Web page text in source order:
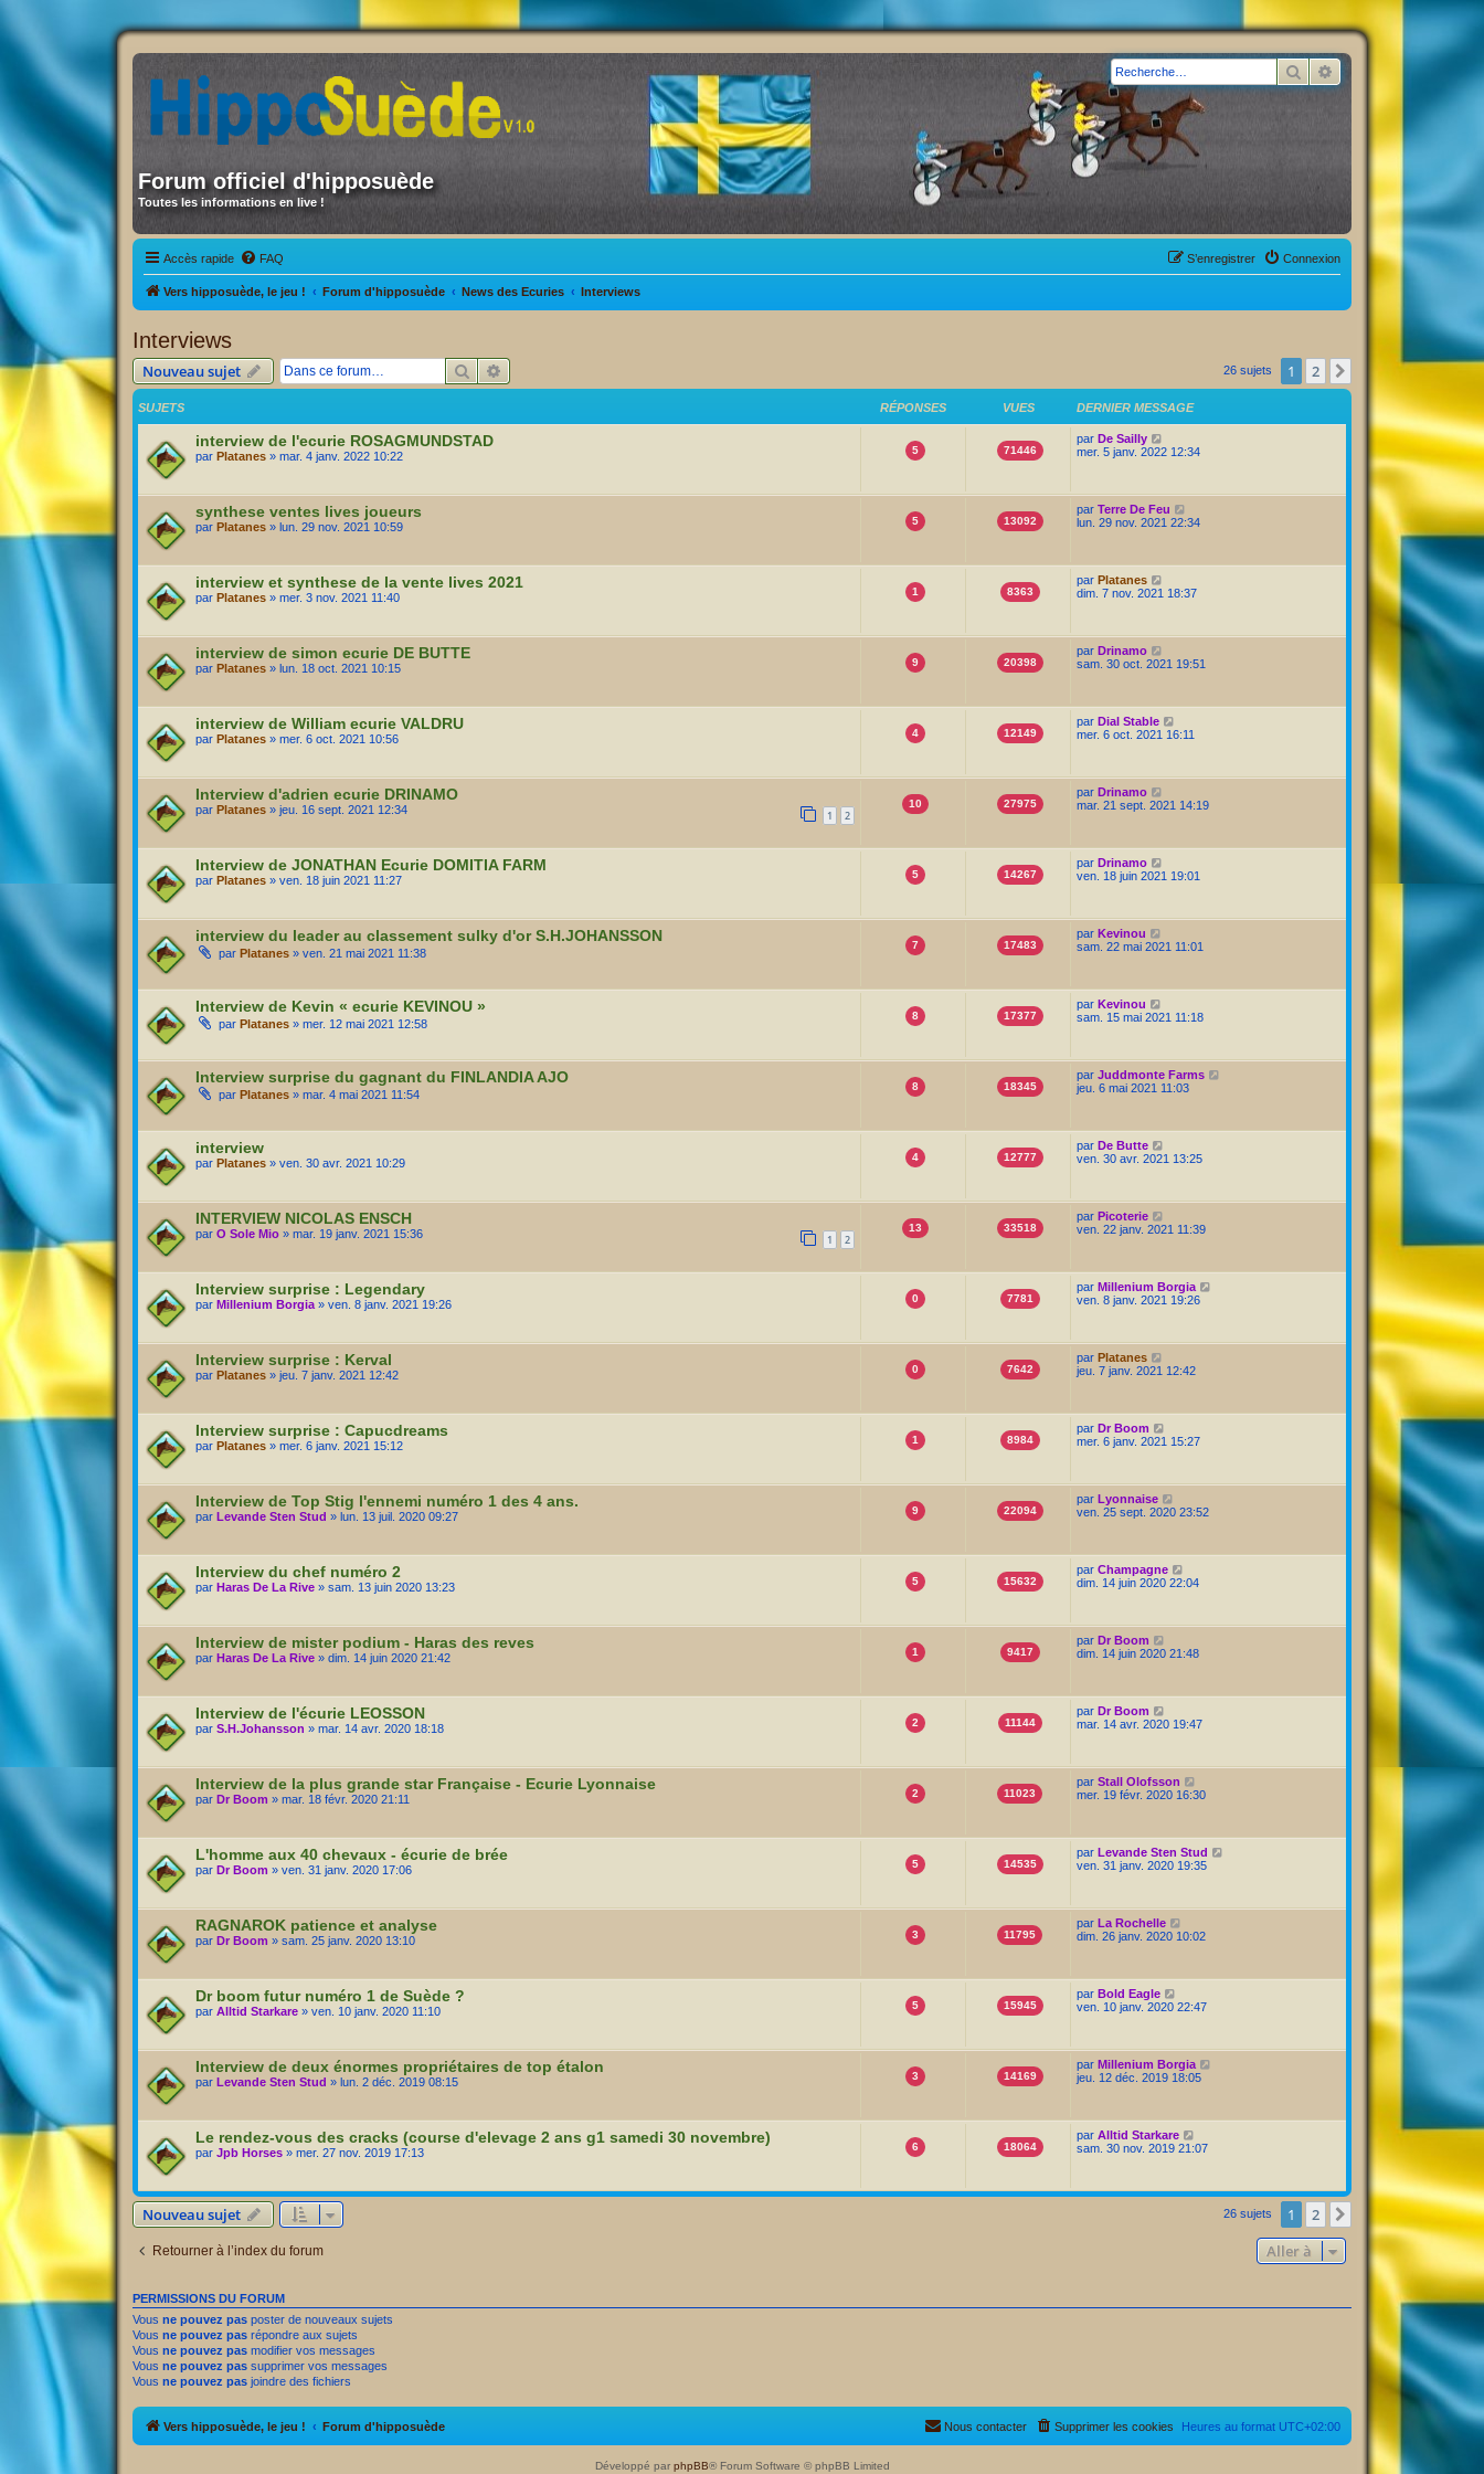
Forum officiel d'hipposuède
Toutes les informations en live !
Rechercher
Accès rapide FAQ Connexion
S’enregistrer
Vers hipposuède, le jeu ! Forum d'hipposuède News des Ecuries Interviews
Interviews
Nouveau sujet Rechercher 26 sujets 1 2 Suivante
SUJETS RÉPONSES VUES DERNIER MESSAGE
interview de l'ecurie ROSAGMUNDSTAD
par Platanes » mar. 4 janv. 2022 10:22 5 71446
par De Sailly
mer. 5 janv. 2022 12:34
synthese ventes lives joueurs
par Platanes » lun. 29 nov. 2021 10:59 5 13092
par Terre De Feu
lun. 29 nov. 2021 22:34
interview et synthese de la vente lives 2021
par Platanes » mer. 3 nov. 2021 11:40 1 8363
par Platanes
dim. 7 nov. 2021 18:37
interview de simon ecurie DE BUTTE
par Platanes » lun. 18 oct. 2021 10:15 9 20398
par Drinamo
sam. 30 oct. 2021 19:51
interview de William ecurie VALDRU
par Platanes » mer. 6 oct. 2021 10:56 4 12149
par Dial Stable
mer. 6 oct. 2021 16:11
Interview d'adrien ecurie DRINAMO
par Platanes » jeu. 16 sept. 2021 12:34 1 2
10 27975
par Drinamo
mar. 21 sept. 2021 14:19
Interview de JONATHAN Ecurie DOMITIA FARM
par Platanes » ven. 18 juin 2021 11:27 5 14267
par Drinamo
ven. 18 juin 2021 19:01
interview du leader au classement sulky d'or S.H.JOHANSSON
par Platanes » ven. 21 mai 2021 11:38
7 17483
par Kevinou
sam. 22 mai 2021 11:01
Interview de Kevin « ecurie KEVINOU »
par Platanes » mer. 12 mai 2021 12:58
8 17377
par Kevinou
sam. 15 mai 2021 11:18
Interview surprise du gagnant du FINLANDIA AJO
par Platanes » mar. 4 mai 2021 11:54
8 18345
par Juddmonte Farms
jeu. 6 mai 2021 11:03
interview
par Platanes » ven. 30 avr. 2021 10:29 4 12777
par De Butte
ven. 30 avr. 2021 13:25
INTERVIEW NICOLAS ENSCH
par O Sole Mio » mar. 19 janv. 2021 15:36 1 2
13 33518
par Picoterie
ven. 22 janv. 2021 11:39
Interview surprise : Legendary
par Millenium Borgia » ven. 8 janv. 2021 19:26 0 7781
par Millenium Borgia
ven. 8 janv. 2021 19:26
Interview surprise : Kerval
par Platanes » jeu. 7 janv. 2021 12:42 0 7642
par Platanes
jeu. 7 janv. 2021 12:42
Interview surprise : Capucdreams
par Platanes » mer. 6 janv. 2021 15:12 1 8984
par Dr Boom
mer. 6 janv. 2021 15:27
Interview de Top Stig l'ennemi numéro 1 des 4 ans.
par Levande Sten Stud » lun. 13 juil. 2020 09:27 9 22094
par Lyonnaise
ven. 25 sept. 2020 23:52
Interview du chef numéro 2
par Haras De La Rive » sam. 13 juin 2020 13:23 5 15632
par Champagne
dim. 14 juin 2020 22:04
Interview de mister podium - Haras des reves
par Haras De La Rive » dim. 14 juin 2020 21:42 1 9417
par Dr Boom
dim. 14 juin 2020 21:48
Interview de l'écurie LEOSSON
par S.H.Johansson » mar. 14 avr. 2020 18:18 2 11144
par Dr Boom
mar. 14 avr. 2020 19:47
Interview de la plus grande star Française - Ecurie Lyonnaise
par Dr Boom » mar. 18 févr. 2020 21:11 2 11023
par Stall Olofsson
mer. 19 févr. 2020 16:30
L'homme aux 40 chevaux - écurie de brée
par Dr Boom » ven. 31 janv. 2020 17:06 5 14535
par Levande Sten Stud
ven. 31 janv. 2020 19:35
RAGNAROK patience et analyse
par Dr Boom » sam. 25 janv. 2020 13:10 3 11795
par La Rochelle
dim. 26 janv. 2020 10:02
Dr boom futur numéro 1 de Suède ?
par Alltid Starkare » ven. 10 janv. 2020 11:10 5 15945
par Bold Eagle
ven. 10 janv. 2020 22:47
Interview de deux énormes propriétaires de top étalon
par Levande Sten Stud » lun. 2 déc. 2019 08:15 3 14169
par Millenium Borgia
jeu. 12 déc. 2019 18:05
Le rendez-vous des cracks (course d'elevage 2 ans g1 samedi 30 novembre)
par Jpb Horses » mer. 27 nov. 2019 17:13 6 18064
par Alltid Starkare
sam. 30 nov. 2019 21:07
Nouveau sujet 26 sujets 1 2
Retourner à l’index du forum Aller à
PERMISSIONS DU FORUM
Vous ne pouvez pas poster de nouveaux sujets
Vous ne pouvez pas répondre aux sujets
Vous ne pouvez pas modifier vos messages
Vous ne pouvez pas supprimer vos messages
Vous ne pouvez pas joindre des fichiers
Vers hipposuède, le jeu ! Forum d'hipposuède Heures au format UTC+02:00
Supprimer les cookies
Nous contacter
Développé par phpBB® Forum Software © phpBB Limited